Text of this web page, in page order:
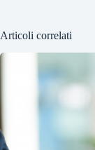
Articoli correlati